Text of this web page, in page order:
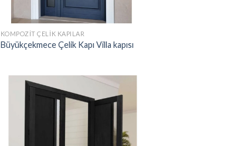
KOMPOZIT ÇELIK KAPILAR
Büyükçekmece Çelik Kapı Villa kapısı